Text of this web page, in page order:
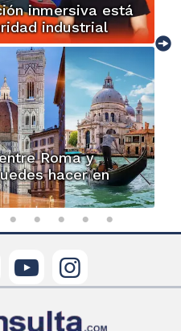
inmersiva está
industrial
Roma y
hacer en